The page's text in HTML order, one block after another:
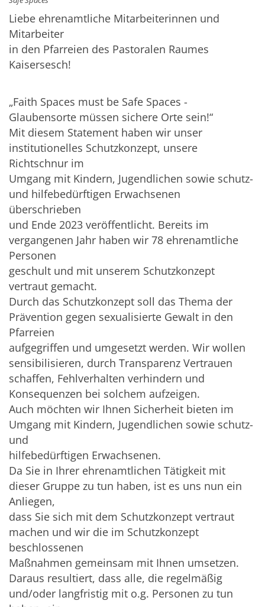
Liebe ehrenamtliche Mitarbeiterinnen und
Mitarbeiter
in den Pfarreien des Pastoralen Raumes
Kaisersesch!
„Faith Spaces must be Safe Spaces -
Glaubensorte müssen sichere Orte sein!“
Mit diesem Statement haben wir unser
institutionelles Schutzkonzept, unsere
Richtschnur im
Umgang mit Kindern, Jugendlichen sowie schutz-
und hilfebedürftigen Erwachsenen
überschrieben
und Ende 2023 veröffentlicht. Bereits im
vergangenen Jahr haben wir 78 ehrenamtliche
Personen
geschult und mit unserem Schutzkonzept
vertraut gemacht.
Durch das Schutzkonzept soll das Thema der
Prävention gegen sexualisierte Gewalt in den
Pfarreien
aufgegriffen und umgesetzt werden. Wir wollen
sensibilisieren, durch Transparenz Vertrauen
schaffen, Fehlverhalten verhindern und
Konsequenzen bei solchem aufzeigen.
Auch möchten wir Ihnen Sicherheit bieten im
Umgang mit Kindern, Jugendlichen sowie schutz-
und
hilfebedürftigen Erwachsenen.
Da Sie in Ihrer ehrenamtlichen Tätigkeit mit
dieser Gruppe zu tun haben, ist es uns nun ein
Anliegen,
dass Sie sich mit dem Schutzkonzept vertraut
machen und wir die im Schutzkonzept
beschlossenen
Maßnahmen gemeinsam mit Ihnen umsetzen.
Daraus resultiert, dass alle, die regelmäßig
und/oder langfristig mit o.g. Personen zu tun